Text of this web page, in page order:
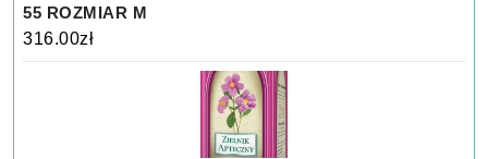
55 ROZMIAR M
316.00zł